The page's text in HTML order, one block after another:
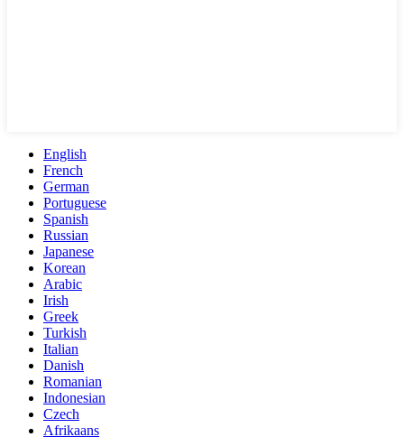
English
French
German
Portuguese
Spanish
Russian
Japanese
Korean
Arabic
Irish
Greek
Turkish
Italian
Danish
Romanian
Indonesian
Czech
Afrikaans